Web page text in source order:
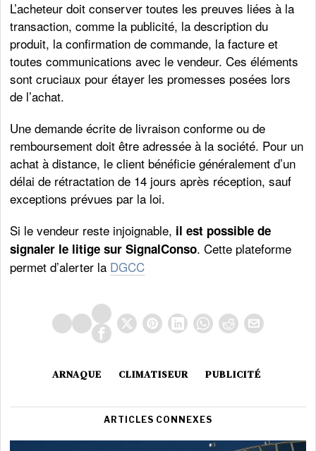
L’acheteur doit conserver toutes les preuves liées à la
transaction, comme la publicité, la description du
produit, la confirmation de commande, la facture et
toutes communications avec le vendeur. Ces éléments
sont cruciaux pour étayer les promesses posées lors
de l’achat.
Une demande écrite de livraison conforme ou de
remboursement doit être adressée à la société. Pour un
achat à distance, le client bénéficie généralement d’un
délai de rétractation de 14 jours après réception, sauf
exceptions prévues par la loi.
Si le vendeur reste injoignable, il est possible de
signaler le litige sur SignalConso. Cette plateforme
permet d’alerter la DGCC
ARNAQUE CLIMATISEUR PUBLICITÉ
ARTICLES CONNEXES